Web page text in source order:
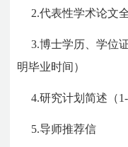
2.代表性学术论文
3.博士学历、学位
明毕业时间）
4.研究计划简述（1-
5.导师推荐信